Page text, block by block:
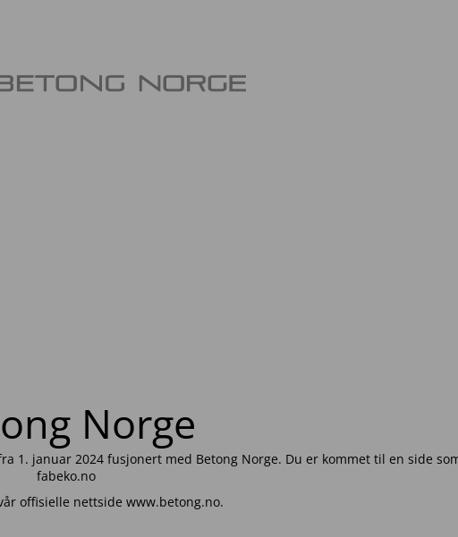
Norge
1. januar 2024 fusjonert med Betong Norge. Du er kommet til en side
fabeko.no
offisielle nettside www.betong.no.